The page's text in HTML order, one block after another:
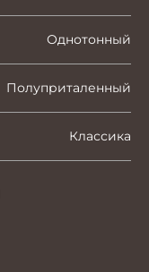
Однотонный
Полуприталенный
Классика